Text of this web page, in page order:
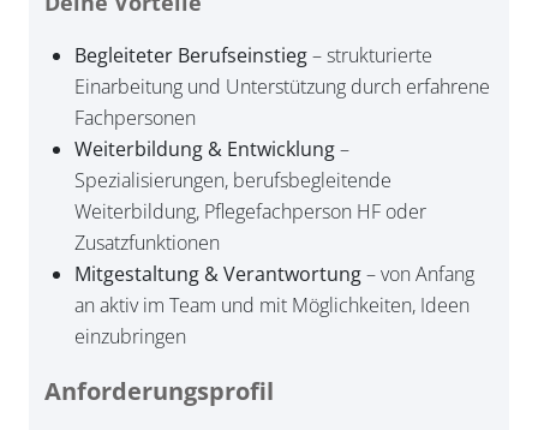
Begleiteter Berufseinstieg– strukturierte
Einarbeitung und Unterstützung durch erfahrene
Fachpersonen
Weiterbildung & Entwicklung–
Spezialisierungen, berufsbegleitende
Weiterbildung, Pflegefachperson HF oder
Zusatzfunktionen
Mitgestaltung & Verantwortung– von Anfang
an aktiv im Team und mit Möglichkeiten, Ideen
einzubringen
Anforderungsprofil